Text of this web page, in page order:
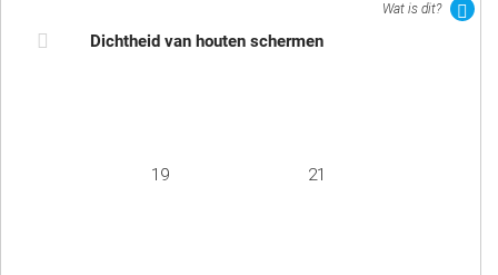
Wat is dit?
Dichtheid van houten schermen
19 21